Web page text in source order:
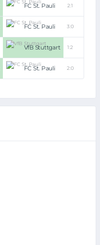
FC St. Pauli 2:1
FC St. Pauli 3:0
VfB Stuttgart 1:2
FC St. Pauli 2:0